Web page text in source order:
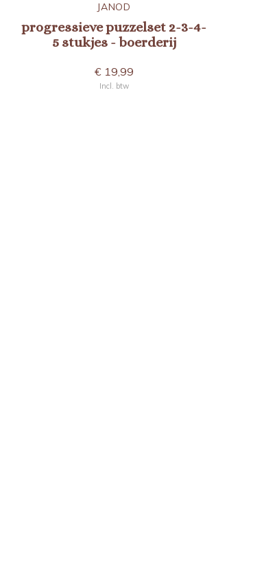
JANOD
progressieve puzzelset 2-3-4-
5 stukjes - boerderij
€ 19,99
Incl. btw